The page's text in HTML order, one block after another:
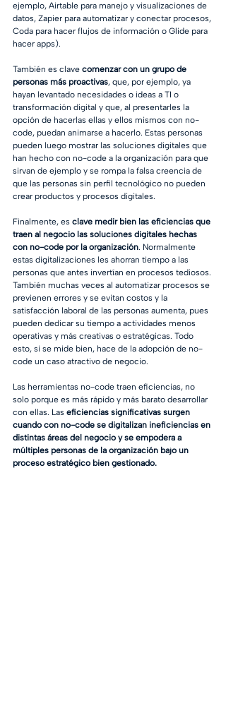
ejemplo, Airtable para manejo y visualizaciones de
datos, Zapier para automatizar y conectar procesos,
Coda para hacer flujos de información o Glide para
hacer apps).
También es clave comenzar con un grupo de
personas más proactivas, que, por ejemplo, ya
hayan levantado necesidades o ideas a TI o
transformación digital y que, al presentarles la
opción de hacerlas ellas y ellos mismos con no-
code, puedan animarse a hacerlo. Estas personas
pueden luego mostrar las soluciones digitales que
han hecho con no-code a la organización para que
sirvan de ejemplo y se rompa la falsa creencia de
que las personas sin perfil tecnológico no pueden
crear productos y procesos digitales.
Finalmente, es clave medir bien las eficiencias que
traen al negocio las soluciones digitales hechas
con no-code por la organización. Normalmente
estas digitalizaciones les ahorran tiempo a las
personas que antes invertían en procesos tediosos.
También muchas veces al automatizar procesos se
previenen errores y se evitan costos y la
satisfacción laboral de las personas aumenta, pues
pueden dedicar su tiempo a actividades menos
operativas y más creativas o estratégicas. Todo
esto, si se mide bien, hace de la adopción de no-
code un caso atractivo de negocio.
Las herramientas no-code traen eficiencias, no
solo porque es más rápido y más barato desarrollar
con ellas. Las eficiencias significativas surgen
cuando con no-code se digitalizan ineficiencias en
distintas áreas del negocio y se empodera a
múltiples personas de la organización bajo un
proceso estratégico bien gestionado.